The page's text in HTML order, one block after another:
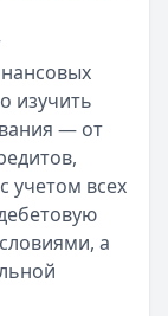
изучить
— от
учетом всех
а